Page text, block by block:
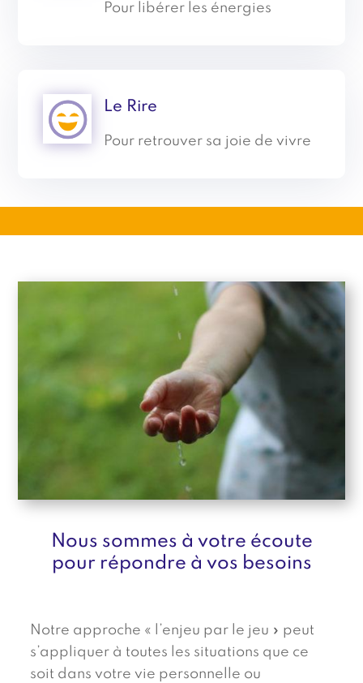
Pour libérer les énergies
Le Rire
Pour retrouver sa joie de vivre
Nous sommes à votre écoute
pour répondre à vos besoins
Notre approche « l’enjeu par le jeu » peut
s’appliquer à toutes les situations que ce
soit dans votre vie personnelle ou